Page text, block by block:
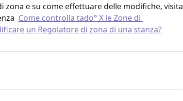
zona e su come effettuare delle modifiche, visita
Come controlla tado° X le Zone di
un Regolatore di zona di una stanza?